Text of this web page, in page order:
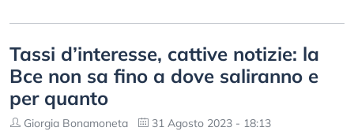
Tassi d’interesse, cattive notizie: la
Bce non sa fino a dove saliranno e
per quanto
Giorgia Bonamoneta 31 Agosto 2023 - 18:13